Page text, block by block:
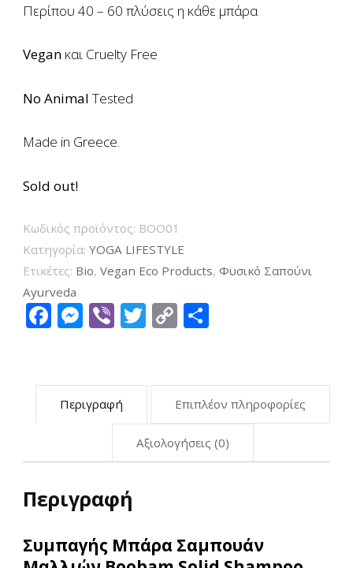
Περίπου 40 – 60 πλύσεις η κάθε μπάρα
Vegan και Cruelty Free
No Αnimal Τested
Made in Greece.
Sold out!
Κωδικός προϊόντος: BOO01
Κατηγορία: YOGA LIFESTYLE
Ετικέτες: Bio, Vegan Eco Products, Φυσικό Σαπούνι
Ayurveda
Facebook
Messenger
ViberTwitter
Copy
Περιγραφή Επιπλέον πληροφορίες
Αξιολογήσεις (0)
Περιγραφή
Συμπαγής Μπάρα Σαμπουάν